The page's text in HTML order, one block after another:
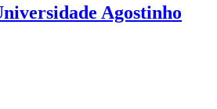
Agostinho